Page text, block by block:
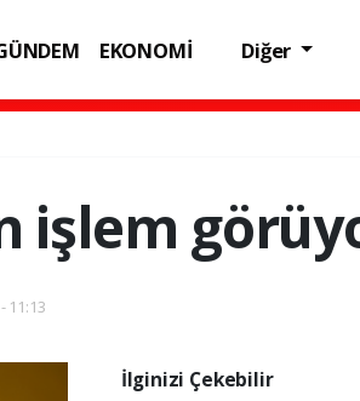
EKONOMİ
Diğer
işlem
11:13
İlginizi Çekebilir